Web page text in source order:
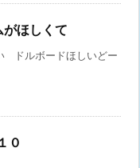
ほしくて
ドルボードほしいどー
０